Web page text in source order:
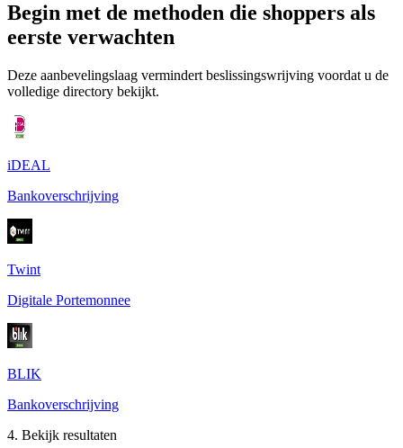
Begin met de methoden die shoppers als
eerste verwachten
Deze aanbevelingslaag vermindert beslissingswrijving voordat u de
volledige directory bekijkt.
iDEAL
Bankoverschrijving
Twint
Digitale Portemonnee
BLIK
Bankoverschrijving
4. Bekijk resultaten